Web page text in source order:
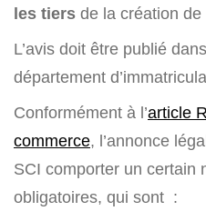
les tiers de la création de
L’avis doit être publié
département
Conformément à l’article
commerce, l’annonce
SCI comporter un certain
obligatoires, qui sont :